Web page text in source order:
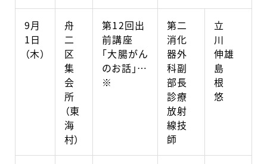
9月
1日
（木）
舟
二
区
集
会
所
（東
海
村）
第12回出
前講座
「大腸がん
のお話」…
※
第二
消化
器外
科副
部長
診療
放射
線技
師
立
川
伸雄
島
根
悠